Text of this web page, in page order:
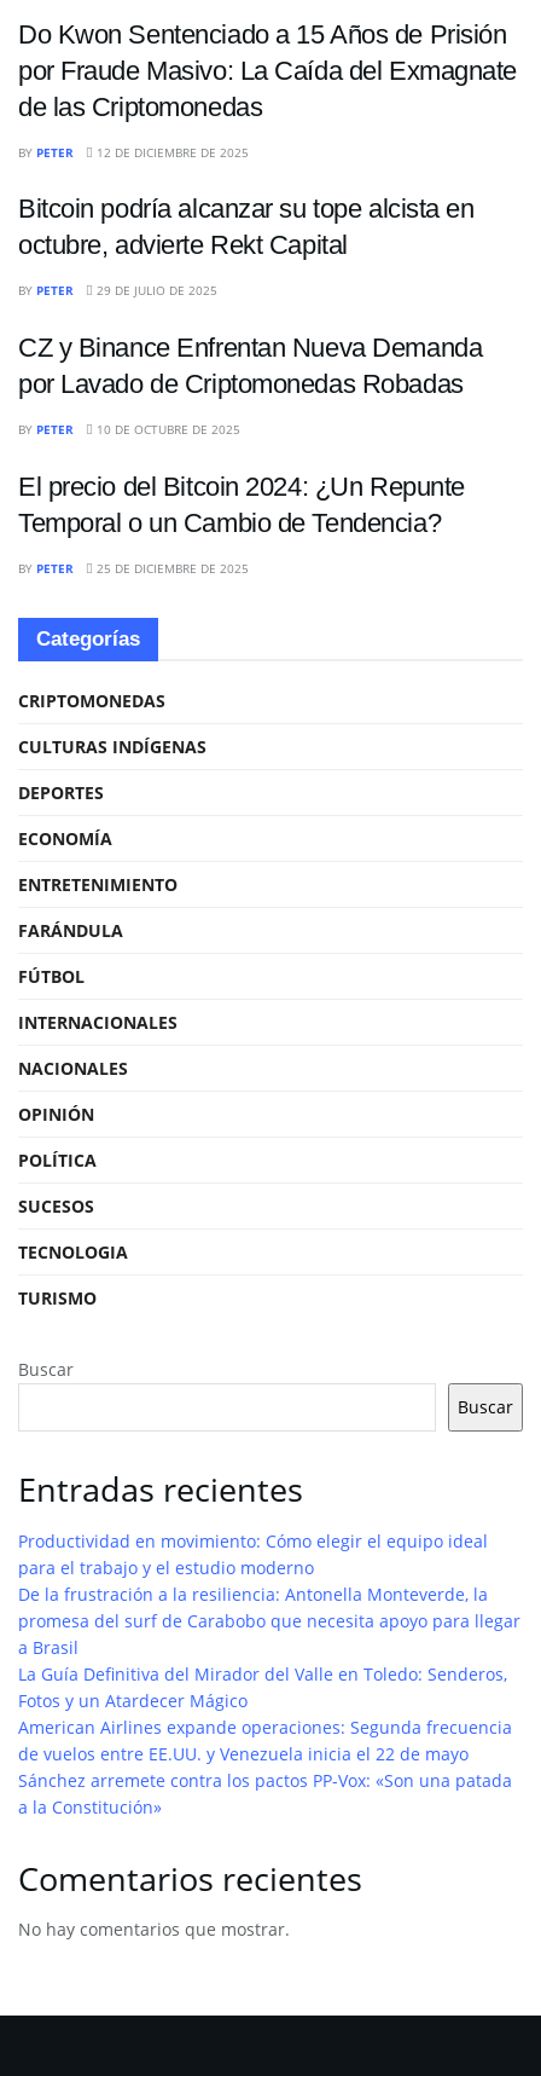
Do Kwon Sentenciado a 15 Años de Prisión
por Fraude Masivo: La Caída del Exmagnate
de las Criptomonedas
BY PETER 12 DE DICIEMBRE DE 2025
Bitcoin podría alcanzar su tope alcista en
octubre, advierte Rekt Capital
BY PETER 29 DE JULIO DE 2025
CZ y Binance Enfrentan Nueva Demanda
por Lavado de Criptomonedas Robadas
BY PETER 10 DE OCTUBRE DE 2025
El precio del Bitcoin 2024: ¿Un Repunte
Temporal o un Cambio de Tendencia?
BY PETER 25 DE DICIEMBRE DE 2025
Categorías
CRIPTOMONEDAS
CULTURAS INDÍGENAS
DEPORTES
ECONOMÍA
ENTRETENIMIENTO
FARÁNDULA
FÚTBOL
INTERNACIONALES
NACIONALES
OPINIÓN
POLÍTICA
SUCESOS
TECNOLOGIA
TURISMO
Buscar
Buscar
Entradas recientes
Productividad en movimiento: Cómo elegir el equipo ideal
para el trabajo y el estudio moderno
De la frustración a la resiliencia: Antonella Monteverde, la
promesa del surf de Carabobo que necesita apoyo para llegar
a Brasil
La Guía Definitiva del Mirador del Valle en Toledo: Senderos,
Fotos y un Atardecer Mágico
American Airlines expande operaciones: Segunda frecuencia
de vuelos entre EE.UU. y Venezuela inicia el 22 de mayo
Sánchez arremete contra los pactos PP-Vox: «Son una patada
a la Constitución»
Comentarios recientes
No hay comentarios que mostrar.